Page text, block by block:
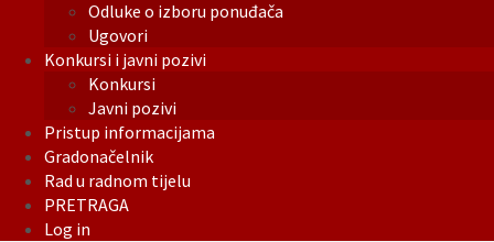
Odluke o izboru ponuđača
Ugovori
Konkursi i javni pozivi
Konkursi
Javni pozivi
Pristup informacijama
Gradonačelnik
Rad u radnom tijelu
PRETRAGA
Log in